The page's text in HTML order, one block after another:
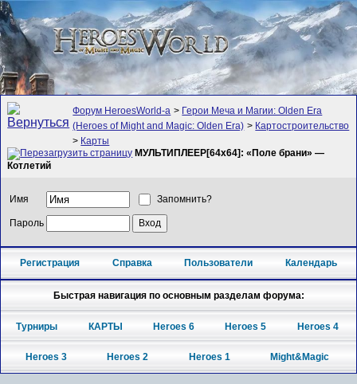
Форум HeroesWorld-а > Герои Меча и Магии: Olden Era
(Heroes of Might and Magic: Olden Era) > Картостроительство
> Карты
МУЛЬТИПЛЕЕР[64x64]: «Поле брани» —
Котлетий
Имя Запомнить?
Пароль
Регистрация Справка Пользователи Календарь
Быстрая навигация по основным разделам форума:
Турниры КАРТЫ Heroes 6 Heroes 5 Heroes 4
Heroes 3 Heroes 2 Heroes 1 Might&Magic